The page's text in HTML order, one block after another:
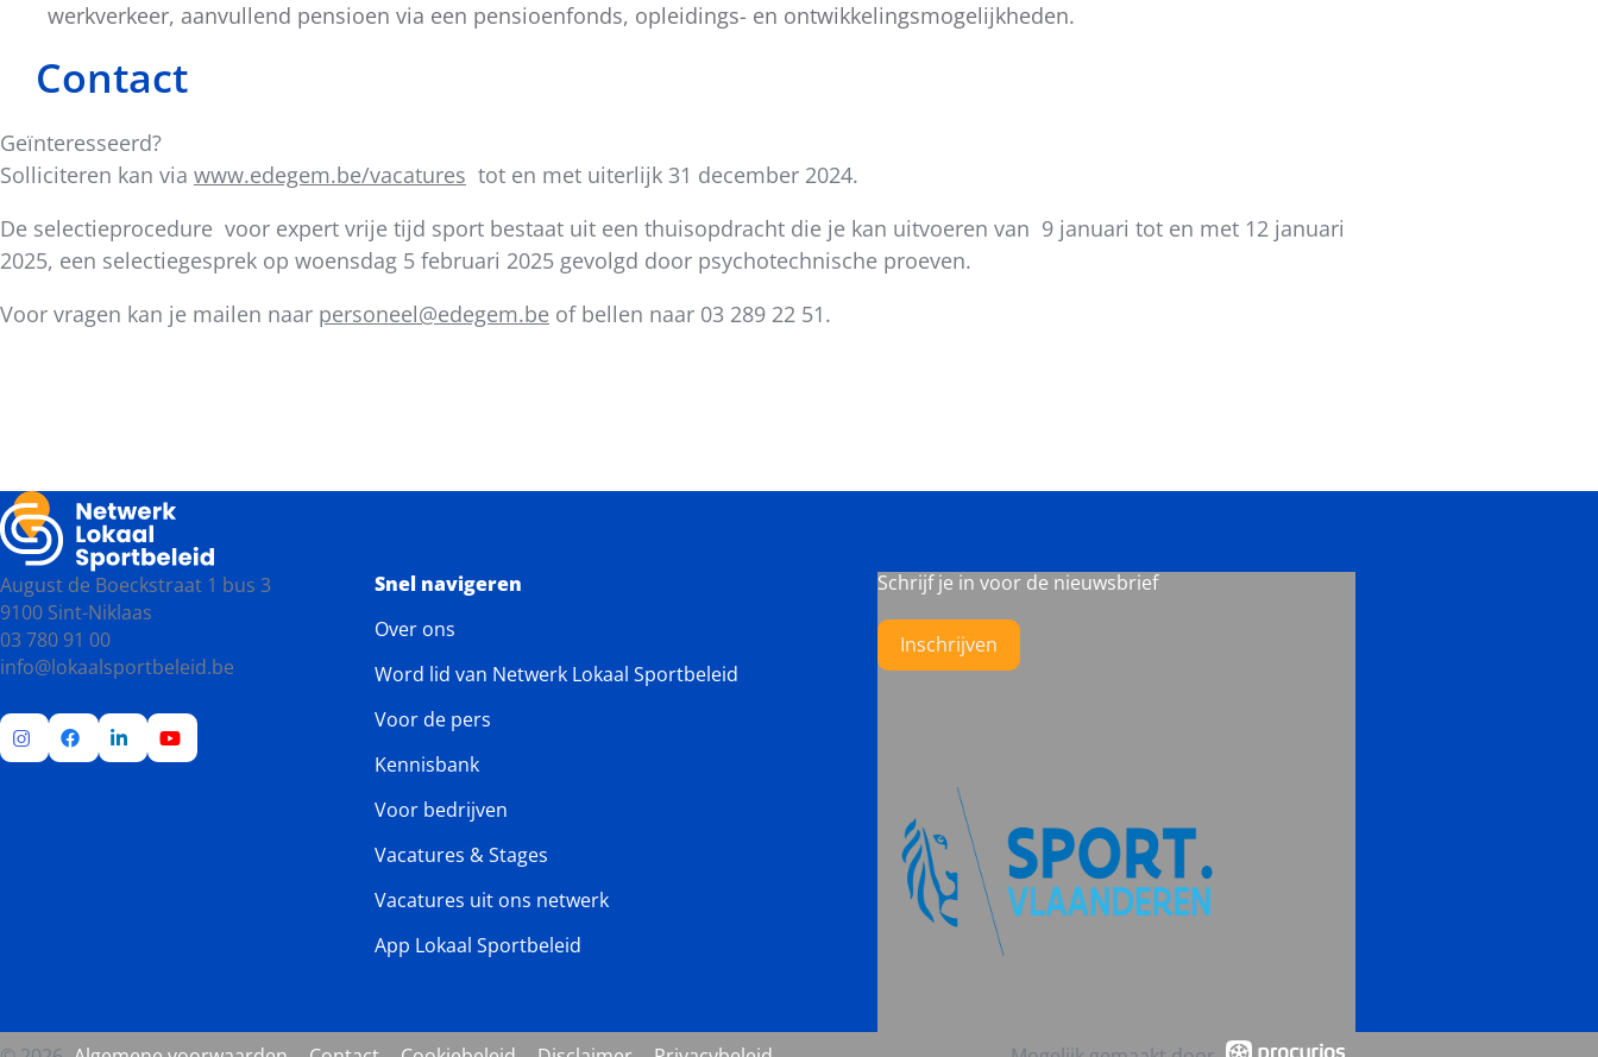
werkverkeer, aanvullend pensioen via een pensioenfonds, opleidings- en ontwikkelingsmogelijkheden.
Contact
Geïnteresseerd?
Solliciteren kan via www.edegem.be/vacatures tot en met uiterlijk 31 december 2024.
De selectieprocedure voor expert vrije tijd sport bestaat uit een thuisopdracht die je kan uitvoeren van 9 januari tot en met 12 januari
2025, een selectiegesprek op woensdag 5 februari 2025 gevolgd door psychotechnische proeven.
Voor vragen kan je mailen naar personeel@edegem.be of bellen naar 03 289 22 51.
August de Boeckstraat 1 bus 3
9100 Sint-Niklaas
03 780 91 00
info@lokaalsportbeleid.be
Snel navigeren
Over ons
Word lid van Netwerk Lokaal Sportbeleid
Voor de pers
Kennisbank
Voor bedrijven
Vacatures & Stages
Vacatures uit ons netwerk
App Lokaal Sportbeleid
Schrijf je in voor de nieuwsbrief
Inschrijven